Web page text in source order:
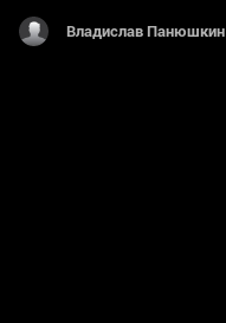
Владислав Панюшкин